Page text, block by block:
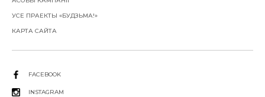
УСЕ ПРАЕКТЫ «БУДЗЬМА!»
КАРТА САЙТА
FACEBOOK
INSTAGRAM